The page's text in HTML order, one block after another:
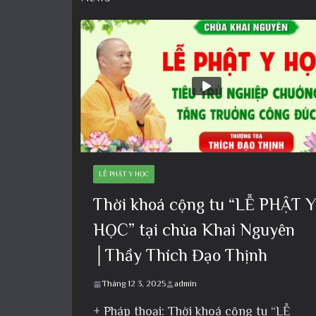
LỄ PHẬT Y HỌC
Thời khoá cộng tu “LỄ PHẬT Y
HỌC” tại chùa Khai Nguyên
│Thầy Thích Đạo Thịnh
Tháng 12 3, 2025 admin
+ Pháp thoại: Thời khoá cộng tu “LỄ